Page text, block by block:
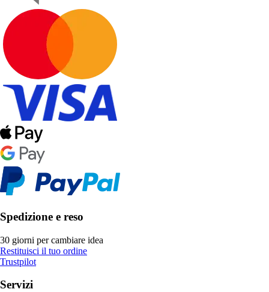
Spedizione e reso
30 giorni per cambiare idea
Restituisci il tuo ordine
Trustpilot
Servizi